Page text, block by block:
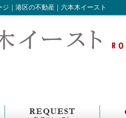
｜港区の不動産｜六本木イースト